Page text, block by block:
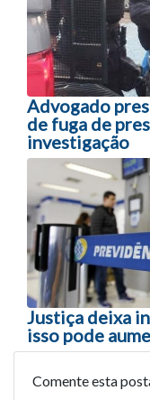
Advogado
de fuga de
investigação
Justiça deixa
isso pode
Comente esta